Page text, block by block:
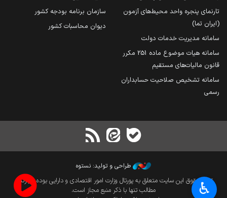
تارنمای پنجره واحد محیط‌های آزمون
(ایران تما)
سامانه مدیریت خدمات دولت
سامانه هیات موضوع ماده 251 مکرر
قانون مالیات‌های مستقیم
سامانه تشخیص صلاحیت حسابداران
رسمی
سازمان برنامه بودجه کشور
دیوان محاسبات کشور
طراحی و تولید: نستوه
تمام حقوق این سایت متعلق به پورتال وزارت امور اقتصادی و دارایی بوده و بازنشر
مطالب تنها با ذکر منبع مجاز است.
♿︎